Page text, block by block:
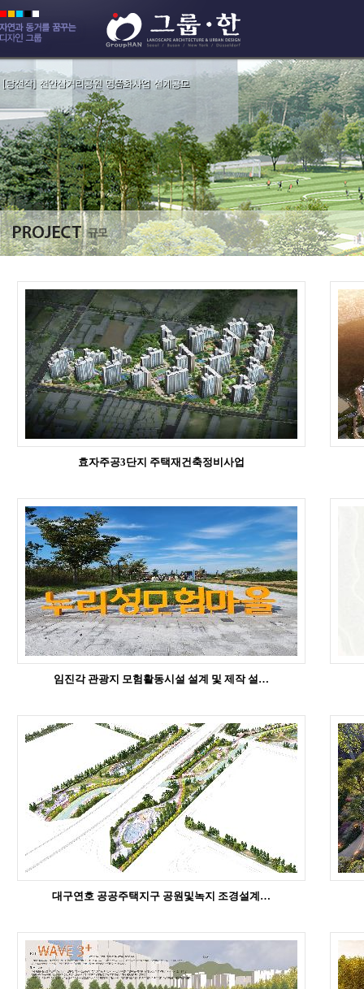
효자주공3단지 주택재건축정비사업
임진각 관광지 모험활동시설 설계 및 제작 설…
대구연호 공공주택지구 공원및녹지 조경설계…